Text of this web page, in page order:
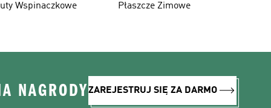
Wspinaczkowe Płaszcze Zimowe
NAGRODYZAREJESTRUJ SIĘ ZA DARMO